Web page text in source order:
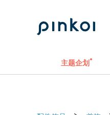
主题企划